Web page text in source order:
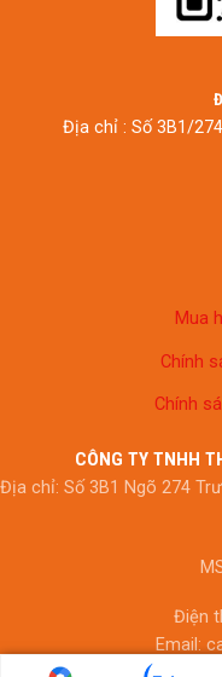
Địa chỉ : Số 3B1/
Mua
Chính
Chính
CÔNG TY TNHH
Địa chỉ: Số 3B1 Ngõ 274
Điện
Email: